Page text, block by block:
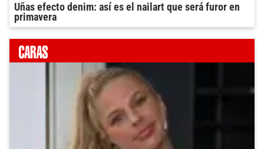
Uñas efecto denim: así es el nailart que será furor en
primavera